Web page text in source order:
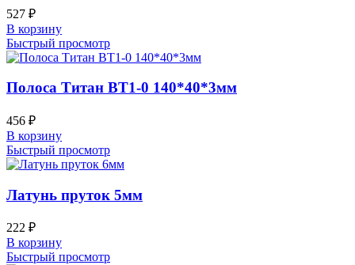
527 ₽
В корзину
Быстрый просмотр
Полоса Титан ВТ1-0 140*40*3мм
456 ₽
В корзину
Быстрый просмотр
Латунь пруток 5мм
222 ₽
В корзину
Быстрый просмотр